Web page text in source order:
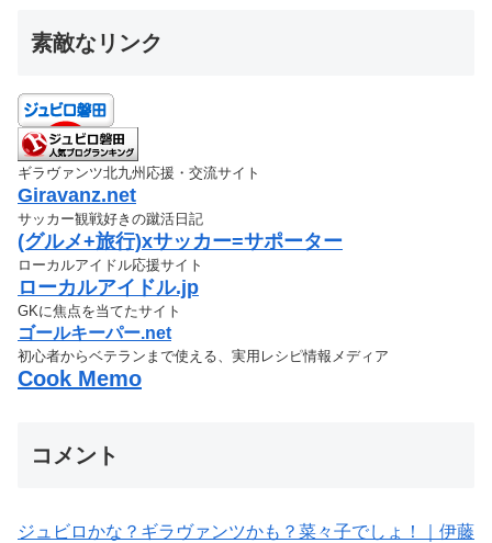
素敵なリンク
ギラヴァンツ北九州応援・交流サイト
Giravanz.net
サッカー観戦好きの蹴活日記
(グルメ+旅行)xサッカー=サポーター
ローカルアイドル応援サイト
ローカルアイドル.jp
GKに焦点を当てたサイト
ゴールキーパー.net
初心者からベテランまで使える、実用レシピ情報メディア
Cook Memo
コメント
ジュビロかな？ギラヴァンツかも？菜々子でしょ！｜伊藤